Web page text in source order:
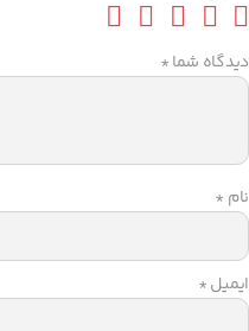
دیدگاه شما*
نام *
ایمیل*